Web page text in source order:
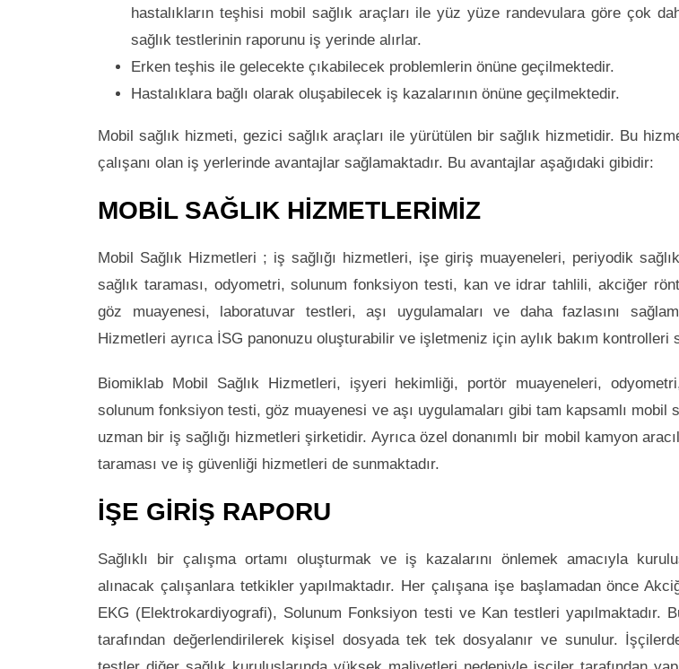
hastalıkların teşhisi mobil sağlık araçları ile yüz yüze randevulara göre çok
sağlık testlerinin raporunu iş yerinde alırlar.
Erken teşhis ile gelecekte çıkabilecek problemlerin önüne geçilmektedir.
Hastalıklara bağlı olarak oluşabilecek iş kazalarının önüne geçilmektedir.
Mobil sağlık hizmeti, gezici sağlık araçları ile yürütülen bir sağlık hizmetidir. Bu
çalışanı olan iş yerlerinde avantajlar sağlamaktadır. Bu avantajlar aşağıdaki gibidir:
MOBİL SAĞLIK HİZMETLERİMİZ
Mobil Sağlık Hizmetleri ; iş sağlığı hizmetleri, işe giriş muayeneleri, periyodik
sağlık taraması, odyometri, solunum fonksiyon testi, kan ve idrar tahlili, akciğer
göz muayenesi, laboratuvar testleri, aşı uygulamaları ve daha fazlasını
Hizmetleri ayrıca İSG panonuzu oluşturabilir ve işletmeniz için aylık bakım kontrolleri
Biomiklab Mobil Sağlık Hizmetleri, işyeri hekimliği, portör muayeneleri,
solunum fonksiyon testi, göz muayenesi ve aşı uygulamaları gibi tam kapsamlı mobil
uzman bir iş sağlığı hizmetleri şirketidir. Ayrıca özel donanımlı bir mobil kamyon
taraması ve iş güvenliği hizmetleri de sunmaktadır.
İŞE GİRİŞ RAPORU
Sağlıklı bir çalışma ortamı oluşturmak ve iş kazalarını önlemek amacıyla
alınacak çalışanlara tetkikler yapılmaktadır. Her çalışana işe başlamadan önce
EKG (Elektrokardiyografi), Solunum Fonksiyon testi ve Kan testleri yapılmaktadır.
tarafından değerlendirilerek kişisel dosyada tek tek dosyalanır ve sunulur.